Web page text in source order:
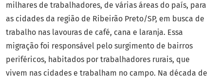
milhares de trabalhadores, de várias áreas do país, para
as cidades da região de Ribeirão Preto/SP, em busca de
trabalho nas lavouras de café, cana e laranja. Essa
migração foi responsável pelo surgimento de bairros
periféricos, habitados por trabalhadores rurais, que
vivem nas cidades e trabalham no campo. Na década de